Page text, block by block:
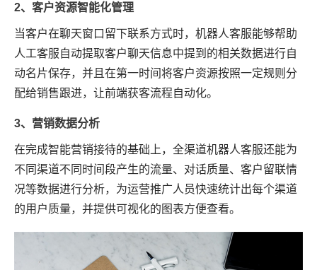
2、客户资源智能化管理
当客户在聊天窗口留下联系方式时，机器人客服能够帮助
人工客服自动提取客户聊天信息中提到的相关数据进行自
动名片保存，并且在第一时间将客户资源按照一定规则分
配给销售跟进，让前端获客流程自动化。
3、营销数据分析
在完成智能营销接待的基础上，全渠道机器人客服还能为
不同渠道不同时间段产生的流量、对话质量、客户留联情
况等数据进行分析，为运营推广人员快速统计出每个渠道
的用户质量，并提供可视化的图表方便查看。